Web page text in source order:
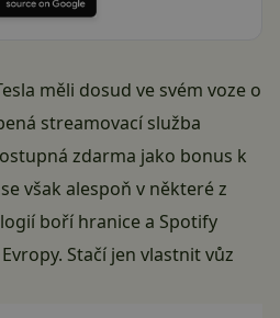
měli dosud ve svém voze o
streamovací služba
zdarma jako bonus k
však alespoň v některé z
boří hranice a Spotify
Stačí jen vlastnit vůz